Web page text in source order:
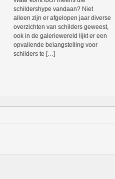
schildershype vandaan? Niet
alleen zijn er afgelopen jaar diverse
overzichten van schilders geweest,
ook in de galeriewereld lijkt er een
opvallende belangstelling voor
schilders te […]